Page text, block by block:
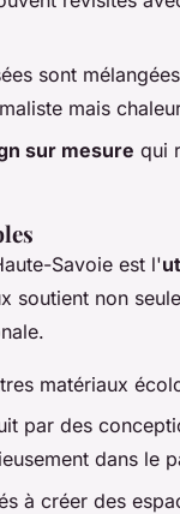
sont
mais
sur mesure qui
Savoie est l'
soutient non
matériaux
par des
dans le
à créer des